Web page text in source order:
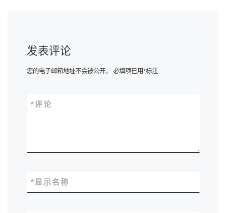
发表评论
您的电子邮箱地址不会被公开。 必填项已用*标注
评论
*
显示名称
*